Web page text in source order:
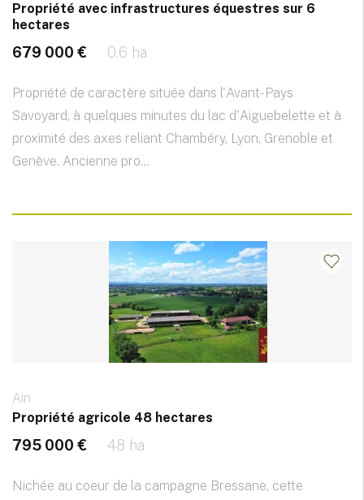
Propriété avec infrastructures équestres sur 6
hectares
679 000 € 0.6 ha
Propriété de caractère située dans l'Avant-Pays
Savoyard, à quelques minutes du lac d'Aiguebelette et à
proximité des axes reliant Chambéry, Lyon, Grenoble et
Genève. Ancienne pro...
Ain
Propriété agricole 48 hectares
795 000 € 48 ha
Nichée au coeur de la campagne Bressane, cette